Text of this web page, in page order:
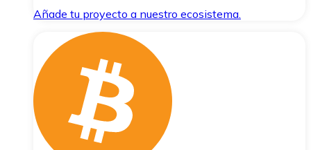
Añade tu proyecto a nuestro ecosistema.